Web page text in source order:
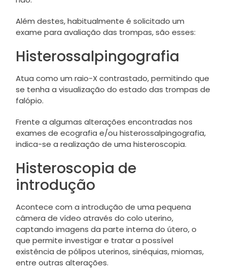
Além destes, habitualmente é solicitado um
exame para avaliação das trompas, são esses:
Histerossalpingografia
Atua como um raio-X contrastado, permitindo que
se tenha a visualização do estado das trompas de
falópio.
Frente a algumas alterações encontradas nos
exames de ecografia e/ou histerossalpingografia,
indica-se a realização de uma histeroscopia.
Histeroscopia de
introdução
Acontece com a introdução de uma pequena
câmera de vídeo através do colo uterino,
captando imagens da parte interna do útero, o
que permite investigar e tratar a possível
existência de pólipos uterinos, sinéquias, miomas,
entre outras alterações.